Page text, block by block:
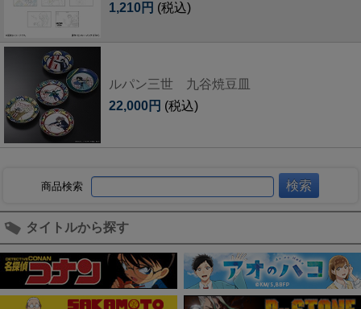
1,210円 (税込)
ルパン三世 九谷焼豆皿
22,000円 (税込)
商品検索
タイトルから探す